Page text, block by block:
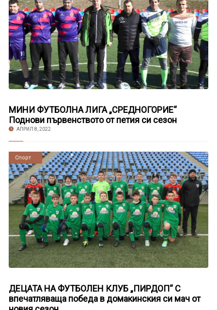
МИНИ ФУТБОЛНА ЛИГА „СРЕДНОГОРИЕ“
Поднови първенството от петия си сезон
АПРИЛ 8, 2022
Новини
Спорт
ДЕЦАТА НА ФУТБОЛЕН КЛУБ „ПИРДОП“ С
впечатляваща победа в домакинския си мач от